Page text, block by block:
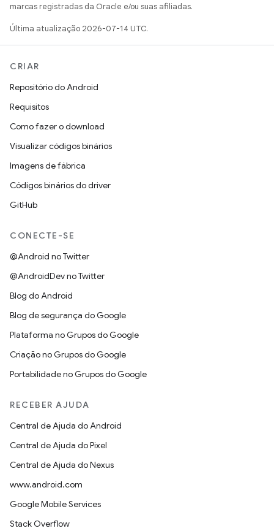
marcas registradas da Oracle e/ou suas afiliadas.
Última atualização 2026-07-14 UTC.
CRIAR
Repositório do Android
Requisitos
Como fazer o download
Visualizar códigos binários
Imagens de fábrica
Códigos binários do driver
GitHub
CONECTE-SE
@Android no Twitter
@AndroidDev no Twitter
Blog do Android
Blog de segurança do Google
Plataforma no Grupos do Google
Criação no Grupos do Google
Portabilidade no Grupos do Google
RECEBER AJUDA
Central de Ajuda do Android
Central de Ajuda do Pixel
Central de Ajuda do Nexus
www.android.com
Google Mobile Services
Stack Overflow